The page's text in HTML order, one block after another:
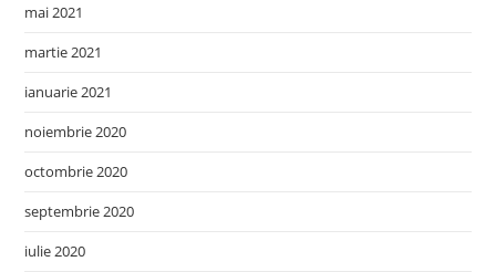
mai 2021
martie 2021
ianuarie 2021
noiembrie 2020
octombrie 2020
septembrie 2020
iulie 2020